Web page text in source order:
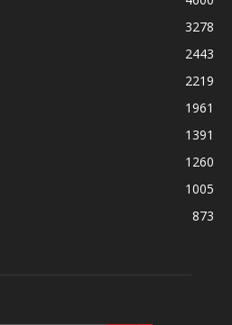
3278
2443
2219
1961
1391
1260
1005
873